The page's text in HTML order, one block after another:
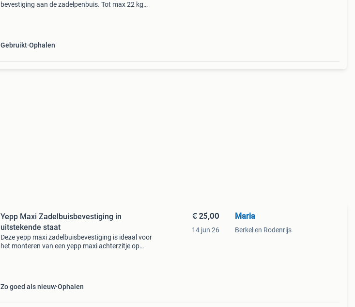
bevestiging aan de zadelpenbuis. Tot max 22 kg
Gebruikt Ophalen
Yepp Maxi Zadelbuisbevestiging in
uitstekende staat
Deze yepp maxi zadelbuisbevestiging is ideaal voor
het monteren van een yepp maxi achterzitje op
Zo goed als nieuw Ophalen
€ 25,00
14 jun 26
Maria
Berkel en Rodenrijs